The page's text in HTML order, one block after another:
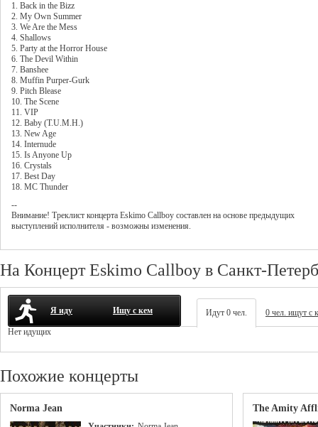
1. Back in the Bizz
2. My Own Summer
3. We Are the Mess
4. Shallows
5. Party at the Horror House
6. The Devil Within
7. Banshee
8. Muffin Purper-Gurk
9. Pitch Blease
10. The Scene
11. VIP
12. Baby (T.U.M.H.)
13. New Age
14. Internude
15. Is Anyone Up
16. Crystals
17. Best Day
18. MC Thunder
--
Внимание! Треклист концерта Eskimo Callboy составлен на основе предыдущих
выступлений исполнителя - возможны изменения.
На Концерт Eskimo Callboy в Санкт-
Я иду Ищу с кем Идут 0 чел.
0 чел. ищут с
Нет идущих
Похожие концерты
Norma Jean The Amity